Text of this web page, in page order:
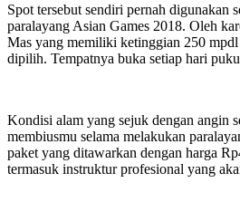
Spot tersebut sendiri pernah digunakan
paralayang Asian Games 2018. Oleh
Mas yang memiliki ketinggian 250
dipilih. Tempatnya buka setiap hari
Kondisi alam yang sejuk dengan angin
membiusmu selama melakukan
paket yang ditawarkan dengan harga
termasuk instruktur profesional yang